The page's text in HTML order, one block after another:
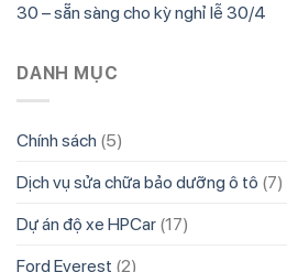
30 – sẵn sàng cho kỳ nghỉ lễ 30/4
DANH MỤC
Chính sách (5)
Dịch vụ sửa chữa bảo dưỡng ô tô (7)
Dự án độ xe HPCar (17)
Ford Everest (2)